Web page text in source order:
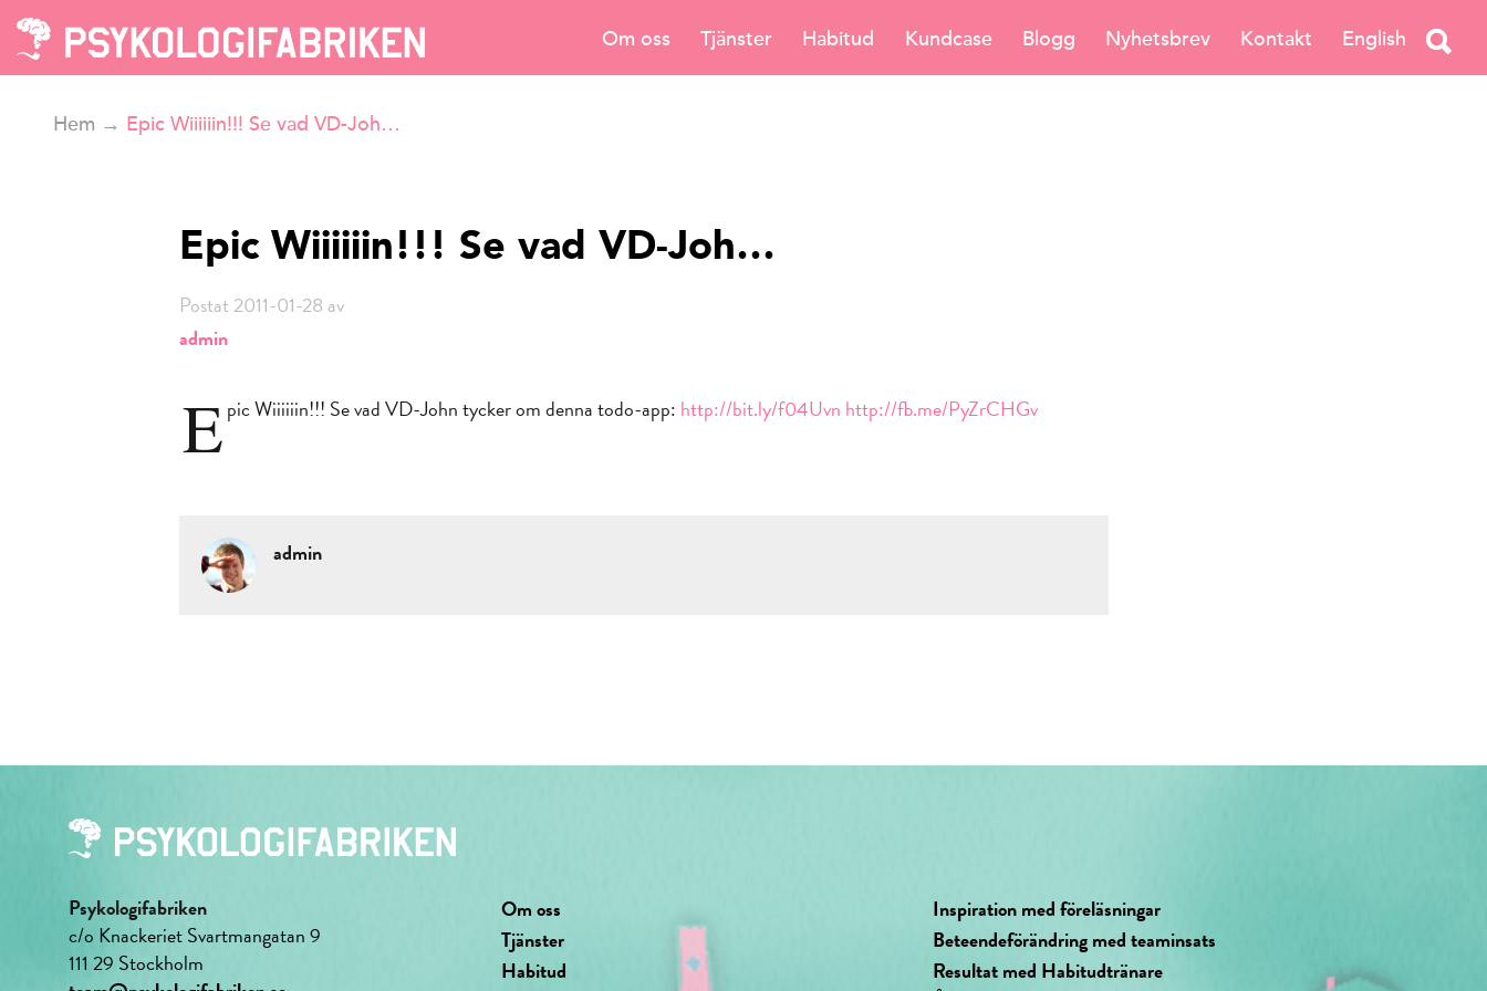
Om oss Tjänster Habitud Kundcase Blogg Nyhetsbrev Kontakt English
Hem → Epic Wiiiiiin!!! Se vad VD-Joh…
Epic Wiiiiiin!!! Se vad VD-Joh…
Postat 2011-01-28 av
admin
Epic Wiiiiiin!!! Se vad VD-John tycker om denna todo-app: http://bit.ly/f04Uvn http://fb.me/PyZrCHGv
admin
Psykologifabriken
c/o Knackeriet Svartmangatan 9
111 29 Stockholm
Om oss
Tjänster
Habitud
Inspiration med föreläsningar
Beteendeförändring med teaminsats
Resultat med Habitudtränare